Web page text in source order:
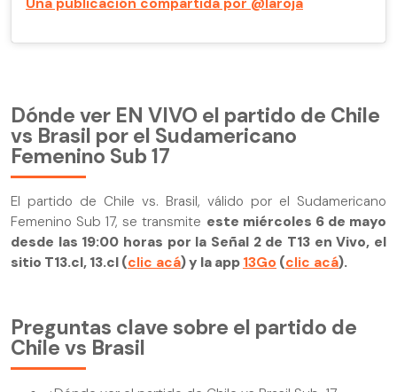
Una publicación compartida por @laroja
Dónde ver EN VIVO el partido de Chile
vs Brasil por el Sudamericano
Femenino Sub 17
El partido de Chile vs. Brasil, válido por el Sudamericano
Femenino Sub 17, se transmite este miércoles 6 de mayo
desde las 19:00 horas por la Señal 2 de T13 en Vivo, el
sitio T13.cl, 13.cl (clic acá) y la app 13Go (clic acá).
Preguntas clave sobre el partido de
Chile vs Brasil